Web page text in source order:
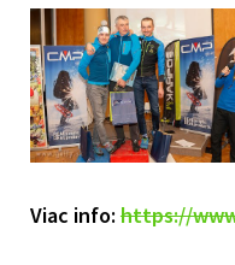
Viac info: https://